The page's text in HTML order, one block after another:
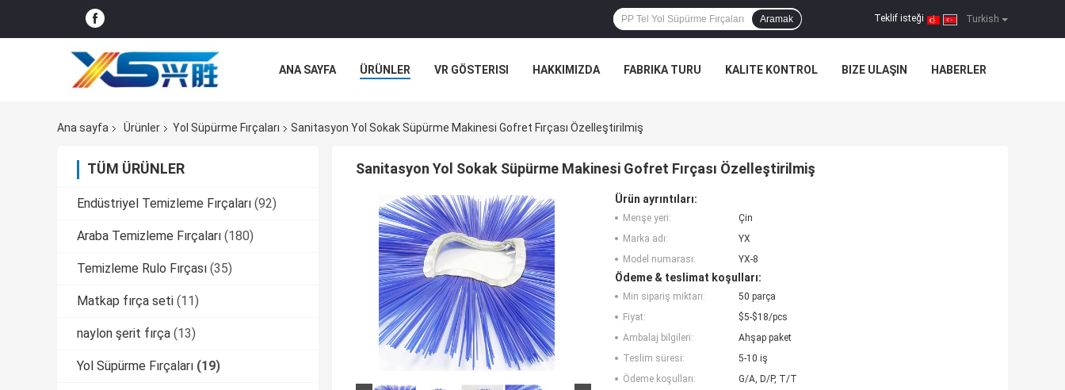
Turkish
Teklif isteği |
Aramak
ANA SAYFA ÜRÜNLER VR GÖSTERISI HAKKIMIZDA FABRIKA TURU KALITE KONTROL BIZE ULAŞIN HABERLER
Ana sayfa
Ürünler Yol Süpürme Fırçaları Sanitasyon Yol Sokak Süpürme Makinesi Gofret Fırçası Özelleştirilmiş
TÜM ÜRÜNLER
Endüstriyel Temizleme Fırçaları (92)
Araba Temizleme Fırçaları (180)
Temizleme Rulo Fırçası (35)
Matkap fırça seti (11)
naylon şerit fırça (13)
Yol Süpürme Fırçaları (19)
Sanitasyon Yol Sokak Süpürme Makinesi Gofret Fırçası Özelleştirilmiş
Ürün ayrıntıları:
Menşe yeri:
Çin
Marka adı:
YX
Model numarası:
YX-8
Ödeme & teslimat koşulları:
Min sipariş miktarı:
50 parça
Fiyat:
$5-$18/pcs
Ambalaj bilgileri:
Ahşap paket
Teslim süresi:
5-10 iş
Ödeme koşulları:
G/A, D/P, T/T